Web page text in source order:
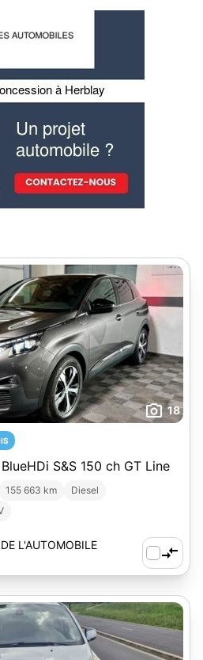
18
S&S 150 ch GT Line
155 663 km
Diesel
L'AUTOMOBILE